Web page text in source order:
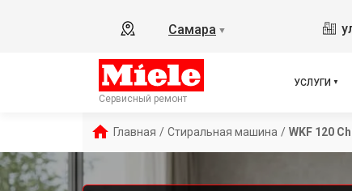
Самара ▼
Сервисный ремонт
УСЛУГИ
Главная / Стиральная машина / WKF 120